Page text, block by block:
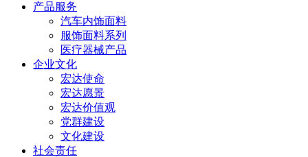
产品服务
汽车内饰面料
服饰面料系列
医疗器械产品
企业文化
宏达使命
宏达愿景
宏达价值观
党群建设
文化建设
社会责任